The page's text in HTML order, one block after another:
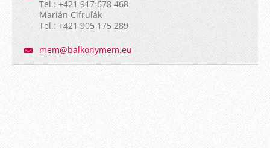
Tel.: +421 917 678 468
Marián Cifruľák
Tel.: +421 905 175 289
mem@balkonymem.eu